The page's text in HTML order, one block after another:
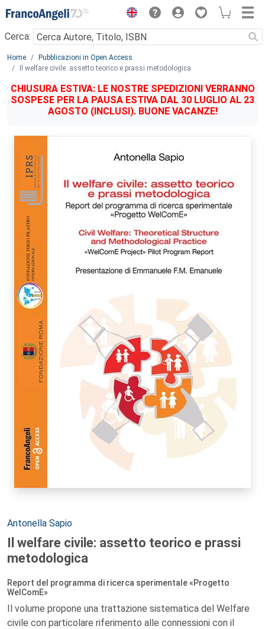
Menu
Cerca:
Main content
Home
Pubblicazioni in Open Access
Il welfare civile: assetto teorico e prassi metodologica
CHIUSURA ESTIVA: LE NOSTRE SPEDIZIONI VERRANNO
SOSPESE PER LA PAUSA ESTIVA DAL 30 LUGLIO AL 23
AGOSTO (INCLUSI). BUONE VACANZE!
Autori:
Antonella Sapio
Il welfare civile: assetto teorico e prassi
metodologica
Report del programma di ricerca sperimentale «Progetto
WelComE»
Il volume propone una trattazione sistematica del Welfare
civile con particolare riferimento alle connessioni con il